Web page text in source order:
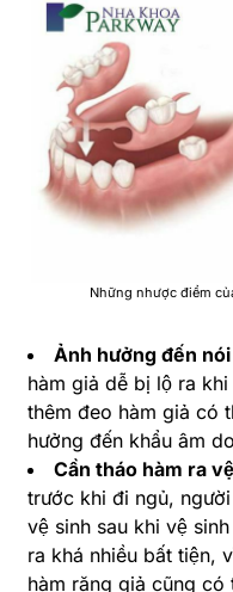
Những nhược điểm
Ảnh hưởng đến
hàm giả dễ bị lộ ra
thêm đeo hàm giả có
hưởng đến khẩu âm
Cần tháo hàm ra
trước khi đi ngủ,
vệ sinh sau khi vệ
ra khá nhiều bất tiện,
hàm răng giả cũng